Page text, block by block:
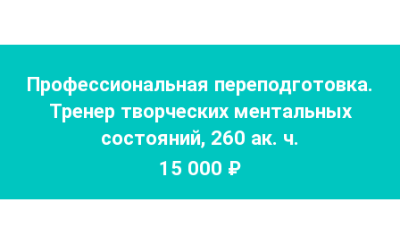
Профессиональная переподготовка.
Тренер творческих ментальных
состояний, 260 ак. ч.
15 000 ₽